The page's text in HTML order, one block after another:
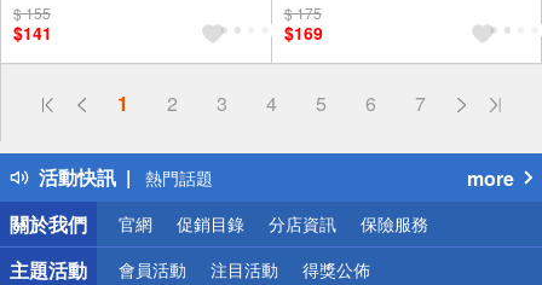
$ 155
$141
贈$200
$ 175
$169
1 2 3 4 5 6 7
活動快訊
偏遠地區配送
得獎公告
熱門話題
銀行優惠
偏遠地區配送
詐騙網頁！請小心！
more
關於我們
官網 促銷目錄 分店資訊 保險服務
主題活動 會員活動 注目活動 得獎公佈